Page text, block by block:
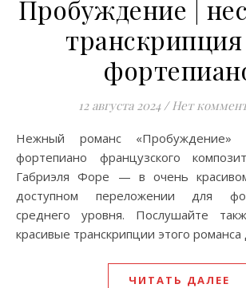
Пробуждение |
12 августа 2024 / Нет
Нежный романс «Пробуждение» для голоса и
фортепиано французского
Габриэля Форе — в очень
доступном переложении для
среднего уровня. Послушайте
красивые транскрипции этого романса
ЧИТАТЬ ДАЛЕЕ